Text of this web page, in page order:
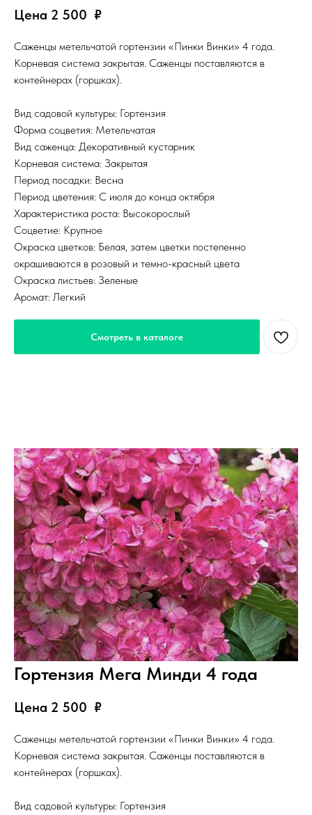
Цена 2 500 ₽
Саженцы метельчатой гортензии «Пинки Винки» 4 года.
Корневая система закрытая. Саженцы поставляются в
контейнерах (горшках).
Вид садовой культуры: Гортензия
Форма соцветия: Метельчатая
Вид саженца: Декоративный кустарник
Корневая система: Закрытая
Период посадки: Весна
Период цветения: С июля до конца октября
Характеристика роста: Высокорослый
Соцветие: Крупное
Окраска цветков: Белая, затем цветки постепенно
окрашиваются в розовый и темно-красный цвета
Окраска листьев: Зеленые
Аромат: Легкий
Смотреть в каталоге
Гортензия Мега Минди 4 года
Цена 2 500 ₽
Саженцы метельчатой гортензии «Пинки Винки» 4 года.
Корневая система закрытая. Саженцы поставляются в
контейнерах (горшках).
Вид садовой культуры: Гортензия